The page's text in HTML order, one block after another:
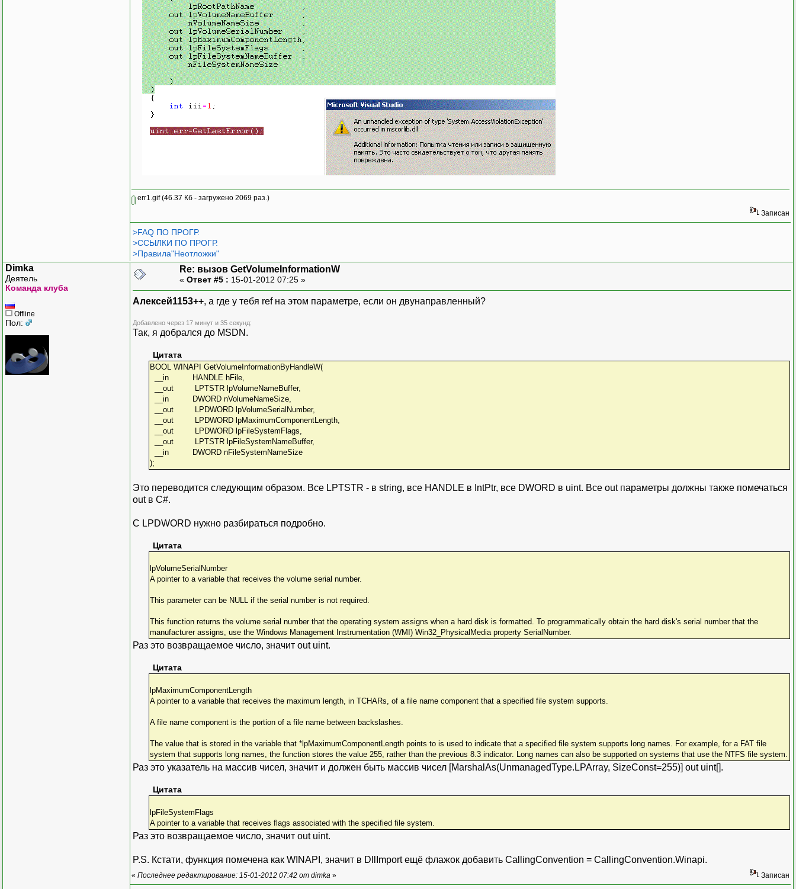
err1.gif(46.37 Кб - загружено 2069 раз.)
Записан
>FAQ ПО ПРОГР.
>ССЫЛКИ ПО ПРОГР.
>Правила"Неотложки"
Dimka
Деятель
Команда клуба
Offline
Пол:
Re: вызов GetVolumeInformationW
« Ответ #5 : 15-01-2012 07:25 »
Алексей1153++, а где у тебя ref на этом параметре, если он двунаправленный?
Добавлено через 17 минут и 35 секунд:
Так, я добрался до MSDN.
Цитата
BOOL WINAPI GetVolumeInformationByHandleW(
__in HANDLE hFile,
__out LPTSTR lpVolumeNameBuffer,
__in DWORD nVolumeNameSize,
__out LPDWORD lpVolumeSerialNumber,
__out LPDWORD lpMaximumComponentLength,
__out LPDWORD lpFileSystemFlags,
__out LPTSTR lpFileSystemNameBuffer,
__in DWORD nFileSystemNameSize
);
Это переводится следующим образом. Все LPTSTR - в string, все HANDLE в IntPtr, все DWORD в uint. Все out параметры должны также помечаться
out в C#.
С LPDWORD нужно разбираться подробно.
Цитата
lpVolumeSerialNumber
A pointer to a variable that receives the volume serial number.
This parameter can be NULL if the serial number is not required.
This function returns the volume serial number that the operating system assigns when a hard disk is formatted. To programmatically obtain the hard disk's serial number that the
manufacturer assigns, use the Windows Management Instrumentation (WMI) Win32_PhysicalMedia property SerialNumber.
Раз это возвращаемое число, значит out uint.
Цитата
lpMaximumComponentLength
A pointer to a variable that receives the maximum length, in TCHARs, of a file name component that a specified file system supports.
A file name component is the portion of a file name between backslashes.
The value that is stored in the variable that *lpMaximumComponentLength points to is used to indicate that a specified file system supports long names. For example, for a FAT file
system that supports long names, the function stores the value 255, rather than the previous 8.3 indicator. Long names can also be supported on systems that use the NTFS file system.
Раз это указатель на массив чисел, значит и должен быть массив чисел [MarshalAs(UnmanagedType.LPArray, SizeConst=255)] out uint[].
Цитата
lpFileSystemFlags
A pointer to a variable that receives flags associated with the specified file system.
Раз это возвращаемое число, значит out uint.
P.S. Кстати, функция помечена как WINAPI, значит в DllImport ещё флажок добавить CallingConvention = CallingConvention.Winapi.
« Последнее редактирование: 15-01-2012 07:42 от dimka » Записан